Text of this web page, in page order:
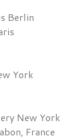
Berlin
York
New York
France